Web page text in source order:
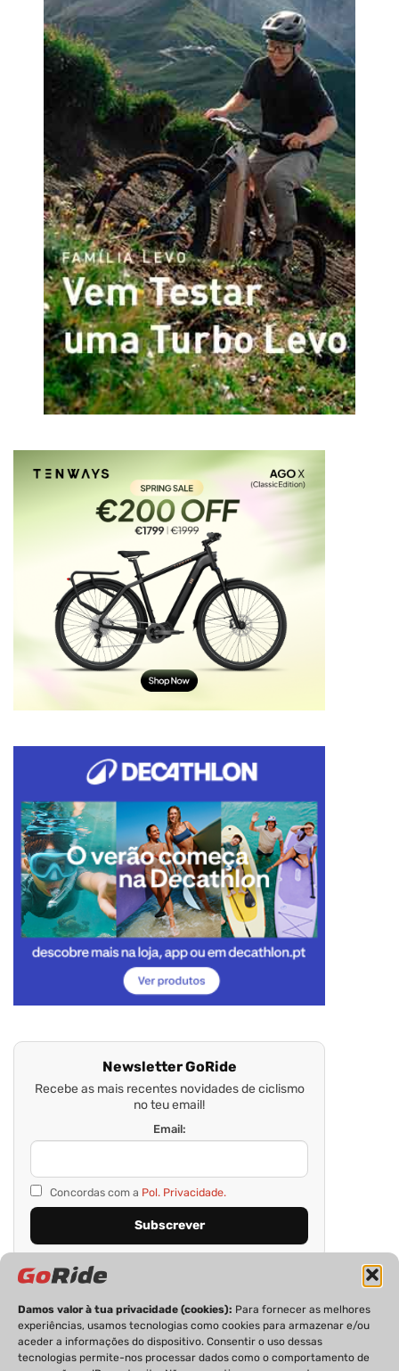
Damos valor à tua privacidade (cookies): Para fornecer as melhores
experiências, usamos tecnologias como cookies para armazenar e/ou
aceder a informações do dispositivo. Consentir o uso dessas
tecnologias permite-nos processar dados como o comportamento de
Newsletter GoRide
Recebe as mais recentes novidades de ciclismo
no teu email!
Email:
Concordas com a Pol. Privacidade.